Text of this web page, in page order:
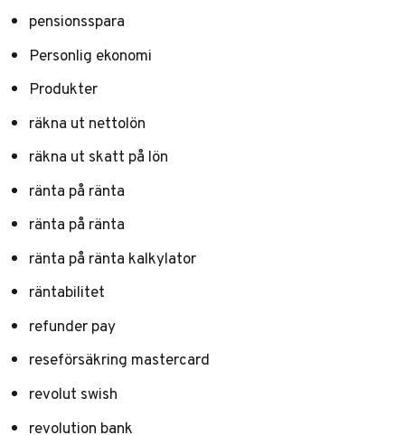
pensionsspara
Personlig ekonomi
Produkter
räkna ut nettolön
räkna ut skatt på lön
ränta på ränta
ränta på ränta
ränta på ränta kalkylator
räntabilitet
refunder pay
reseförsäkring mastercard
revolut swish
revolution bank